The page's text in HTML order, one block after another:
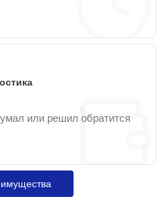
или решил обратится